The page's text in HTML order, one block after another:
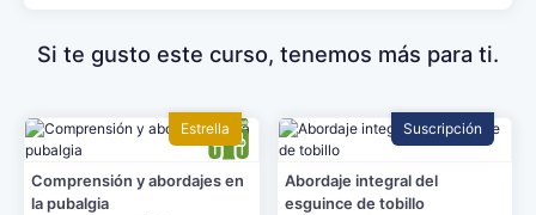
Si te gusto este curso, tenemos más para ti.
Estrella
Comprensión y abordajes en
la pubalgia
Suscripción
Abordaje integral del
esguince de tobillo